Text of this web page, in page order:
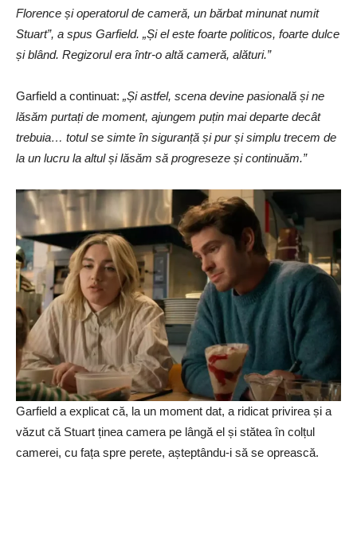
Florence și operatorul de cameră, un bărbat minunat numit
Stuart”, a spus Garfield. „Și el este foarte politicos, foarte dulce
și blând. Regizorul era într-o altă cameră, alături.”
Garfield a continuat: „Și astfel, scena devine pasională și ne
lăsăm purtați de moment, ajungem puțin mai departe decât
trebuia… totul se simte în siguranță și pur și simplu trecem de
la un lucru la altul și lăsăm să progreseze și continuăm.”
Garfield a explicat că, la un moment dat, a ridicat privirea și a
văzut că Stuart ținea camera pe lângă el și stătea în colțul
camerei, cu fața spre perete, așteptându-i să se oprească.